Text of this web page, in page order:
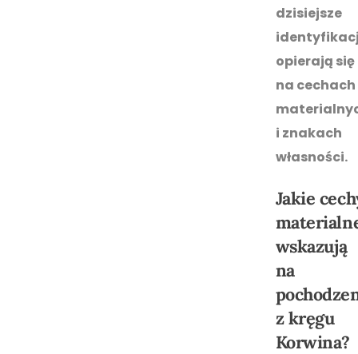
dzisiejsze
opierają się
na cechach
i znakach
własności.
Jakie
wskazują
na
z kręgu
Korwina?